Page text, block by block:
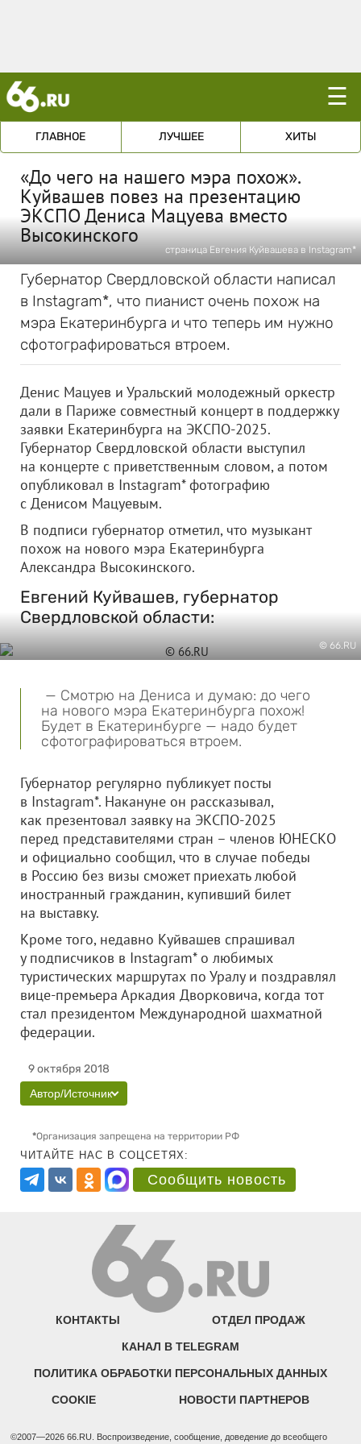
☰
ГЛАВНОЕ ЛУЧШЕЕ ХИТЫ
«До чего на нашего мэра похож».
Куйвашев повез на презентацию
ЭКСПО Дениса Мацуева вместо
Высокинского
страница Евгения Куйвашева в Instagram*
Губернатор Свердловской области написал
в Instagram*, что пианист очень похож на
мэра Екатеринбурга и что теперь им нужно
сфотографироваться втроем.
Денис Мацуев и Уральский молодежный оркестр
дали в Париже совместный концерт в поддержку
заявки Екатеринбурга на ЭКСПО-2025.
Губернатор Свердловской области выступил
на концерте с приветственным словом, а потом
опубликовал в Instagram* фотографию
с Денисом Мацуевым.
В подписи губернатор отметил, что музыкант
похож на нового мэра Екатеринбурга
Александра Высокинского.
Евгений Куйвашев, губернатор
Свердловской области:
© 66.RU
— Смотрю на Дениса и думаю: до чего
на нового мэра Екатеринбурга похож!
Будет в Екатеринбурге — надо будет
сфотографироваться втроем.
Губернатор регулярно публикует посты
в Instagram*. Накануне он рассказывал,
как презентовал заявку на ЭКСПО-2025
перед представителями стран – членов ЮНЕСКО
и официально сообщил, что в случае победы
в Россию без визы сможет приехать любой
иностранный гражданин, купивший билет
на выставку.
Кроме того, недавно Куйвашев спрашивал
у подписчиков в Instagram* о любимых
туристических маршрутах по Уралу и поздравлял
вице-премьера Аркадия Дворковича, когда тот
стал президентом Международной шахматной
федерации.
9 октября 2018
Автор/Источник
*Организация запрещена на территории РФ
ЧИТАЙТЕ НАС В СОЦСЕТЯХ:
Сообщить новость
КОНТАКТЫ ОТДЕЛ ПРОДАЖ
КАНАЛ В TELEGRAM
ПОЛИТИКА ОБРАБОТКИ ПЕРСОНАЛЬНЫХ ДАННЫХ
COOKIE НОВОСТИ ПАРТНЕРОВ
©2007—2026 66.RU. Воспроизведение, сообщение, доведение до всеобщего